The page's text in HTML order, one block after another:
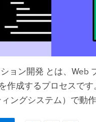
ョン開発 とは、Web
作成するプロセスで
ングシステム）で動